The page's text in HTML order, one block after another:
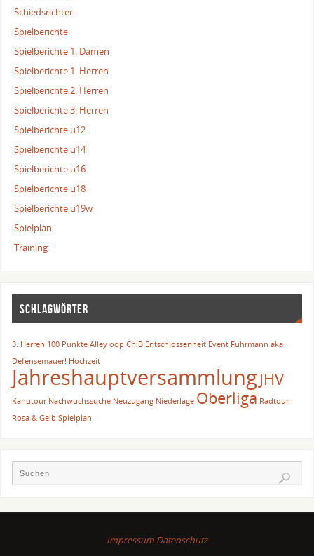
Schiedsrichter
Spielberichte
Spielberichte 1. Damen
Spielberichte 1. Herren
Spielberichte 2. Herren
Spielberichte 3. Herren
Spielberichte u12
Spielberichte u14
Spielberichte u16
Spielberichte u18
Spielberichte u19w
Spielplan
Training
SCHLAGWÖRTER
3. Herren 100 Punkte Alley oop ChiB Entschlossenheit Event Fuhrmann aka
Defensemauer! Hochzeit
JahreshauptversammlungJHV
Kanutour Nachwuchssuche Neuzugang Niederlage Oberliga Radtour
Rosa & Gelb Spielplan
Impressum Datenschutz